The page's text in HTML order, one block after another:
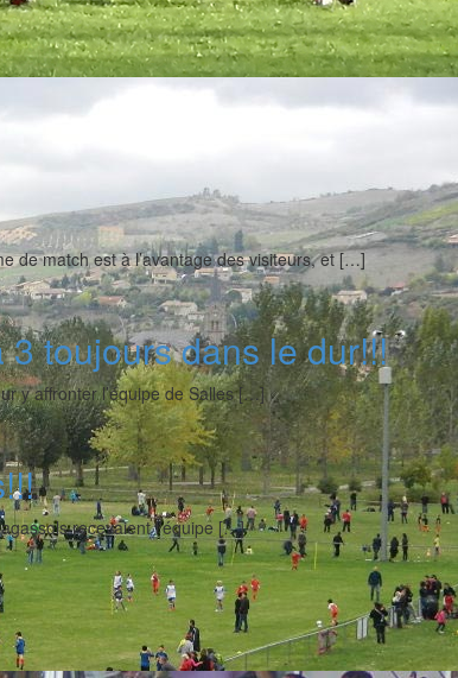
de match est à l’avantage des visiteurs, et […]
3 toujours dans le dur!!!
y affronter l’équipe de Salles […]
recevaient l’équipe […]